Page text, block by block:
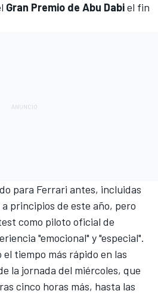
Gran Premio de Abu Dabiel fin
para Ferrari antes, incluidas
principios de este año, pero
como piloto oficial de
"emocional" y "especial".
tiempo más rápido en las
la jornada del miércoles, que
cinco horas más, hasta las